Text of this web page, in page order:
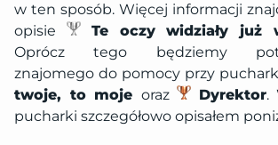
w ten sposób. Więcej informacji
opisie
Te oczy widziały już
Oprócz tego będziemy
znajomego do pomocy przy
twoje, to moje oraz Dyrektor.
pucharki szczegółowo opisałem